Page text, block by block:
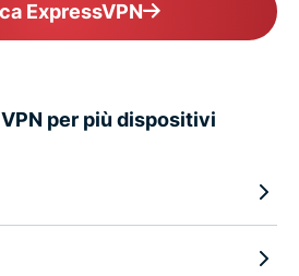
ExpressVPN
per più dispositivi